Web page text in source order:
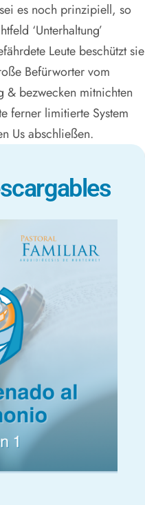
es noch prinzipiell, so
‘Unterhaltung’
Leute beschützt sie
Befürworter vom
& bezwecken mitnichten
ferner limitierte System
Us abschließen.